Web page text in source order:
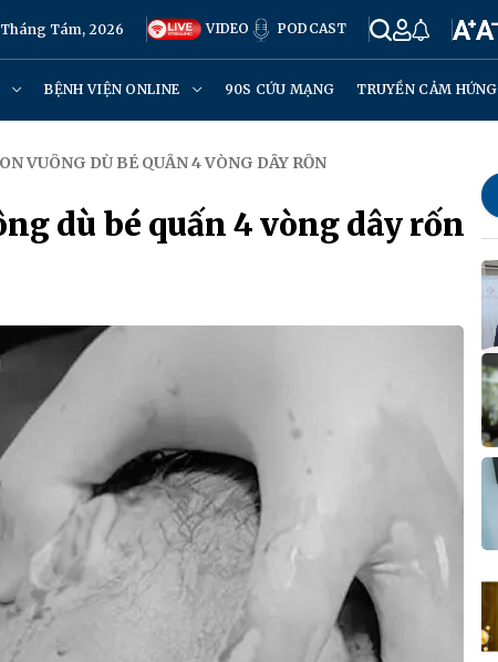
Tám, 2026 VIDEO PODCAST
BỆNH VIỆN ONLINE 90S CỨU MẠNG TRUYỀN CẢM HỨNG
VUÔNG DÙ BÉ QUẤN 4 VÒNG DÂY RỐN
dù bé quấn 4 vòng dây rốn